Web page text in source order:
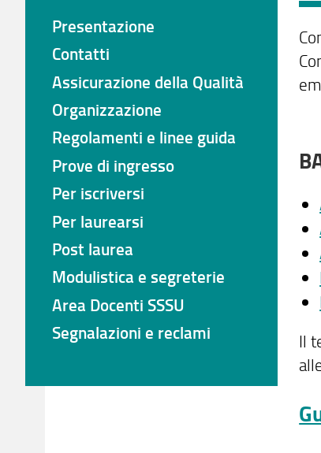
Il
Presentazione
Contatti
Assicurazione della Qualità
Organizzazione
Regolamenti e linee guida
Prove di ingresso
Per iscriversi
Per laurearsi
Post laurea
Modulistica e segreterie
Area Docenti SSSU
Segnalazioni e reclami